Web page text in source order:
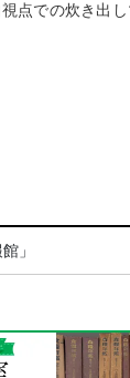
点での炊き出
」